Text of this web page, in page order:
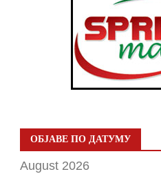
ОБЈАВЕ ПО ДАТУМУ
August 2026